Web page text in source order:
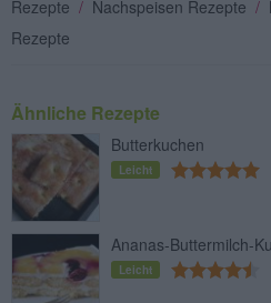
Rezepte / Nachspeisen Rezepte /
Rezepte
Ähnliche Rezepte
Butterkuchen
Leicht
Ananas-Buttermilch-
Leicht